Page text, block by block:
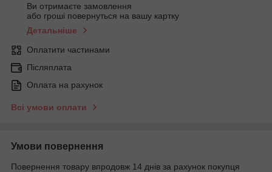
Ви отримаєте замовлення
або гроші повернуться на вашу картку
Детальніше
Оплатити частинами
Післяплата
Оплата на рахунок
Всі умови оплати
Умови повернення
Повернення товару впродовж 14 днів за рахунок покупця